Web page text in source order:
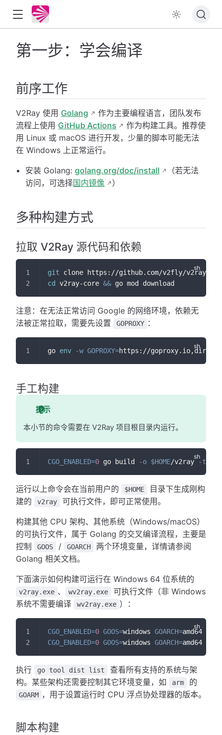
第一步：学会编译
前序工作
V2Ray 使用 Golang
作为主要编程语言，团队发布
流程上使用 GitHub Actions
作为构建工具。推荐使
用 Linux 或 macOS 进行开发，少量的脚本可能无法
在 Windows 上正常运行。
安装 Golang:golang.org/doc/install
（若无法
访问，可选择国内镜像 ）
多种构建方式
拉取 V2Ray 源代码和依赖
git clone https://github.com/v2fly/v2ray-
cd
v2ray-core && go mod download
注意：在无法正常访问 Google 的网络环境，依赖无
法被正常拉取，需要先设置
GOPROXY ：
go env -w GOPROXY=https://goproxy.io,direct
手工构建
提示
本小节的命令需要在 V2Ray 项目根目录内运行。
CGO_ENABLED=0 go build -o $HOME/v2ray -
运行以上命令会在当前用户的 $HOME
目录下生成刚构
建的
v2ray 可执行文件，即可正常使用。
构建其他 CPU 架构、其他系统（Windows/macOS）
的可执行文件，属于 Golang 的交叉编译流程，主要是
控制
GOOS / GOARCH
两个环境变量，详情请参阅
Golang 相关文档。
下面演示如何构建可运行在 Windows 64 位系统的
v2ray.exe 、 wv2ray.exe
可执行文件（非 Windows
系统不需要编译
wv2ray.exe ）：
CGO_ENABLED=0 GOOS=windows GOARCH=amd64
CGO_ENABLED=0 GOOS=windows GOARCH=amd64
执行 go tool dist list
查看所有支持的系统与架
构。某些架构还需要控制其它环境变量，如
arm 的
GOARM ，用于设置运行时 CPU 浮点协处理器的版本。
脚本构建